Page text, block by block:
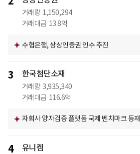
거래량 1,150,294
거래대금 13.8억
수협은행, 상상인증권 인수 추진
3 한국첨단소재
거래량 3,935,340
거래대금 116.6억
자회사 양자검증 플랫폼 국제 벤치마크 등재
4 유니켐